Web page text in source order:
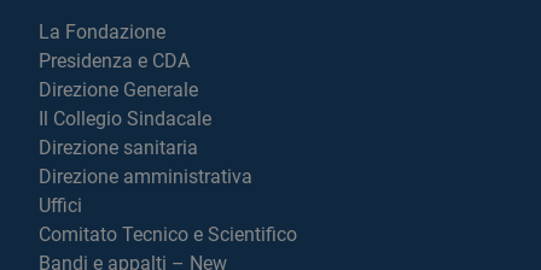
La Fondazione
Presidenza e CDA
Direzione Generale
Il Collegio Sindacale
Direzione sanitaria
Direzione amministrativa
Uffici
Comitato Tecnico e Scientifico
Bandi e appalti – New